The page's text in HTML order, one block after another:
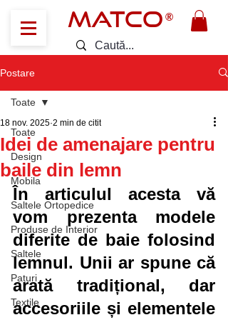
MATCO ®
Postare
Toate
Design
Mobila
Saltele Ortopedice
Produse de Interior
Saltele
Paturi
Textile
Toate
Idei de amenajare pentru
baile din lemn
18 nov. 2025 2 min de citit
În articulul acesta vă
vom prezenta modele
diferite de baie folosind
lemnul. Unii ar spune că
arată tradițional, dar
accesoriile și elementele